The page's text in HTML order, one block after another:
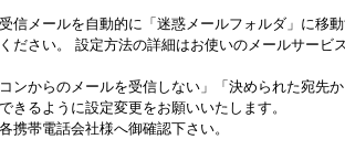
信メールを自動的に「迷惑メールフォルダ」に移
ださい。 設定方法の詳細はお使いのメールサービ
ンからのメールを受信しない」「決められた宛先
きるように設定変更をお願いいたします。
帯電話会社様へ御確認下さい。